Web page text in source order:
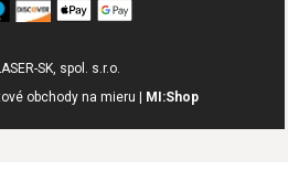
SK, spol. s.r.o.
obchody na mieru |
MI:Shop